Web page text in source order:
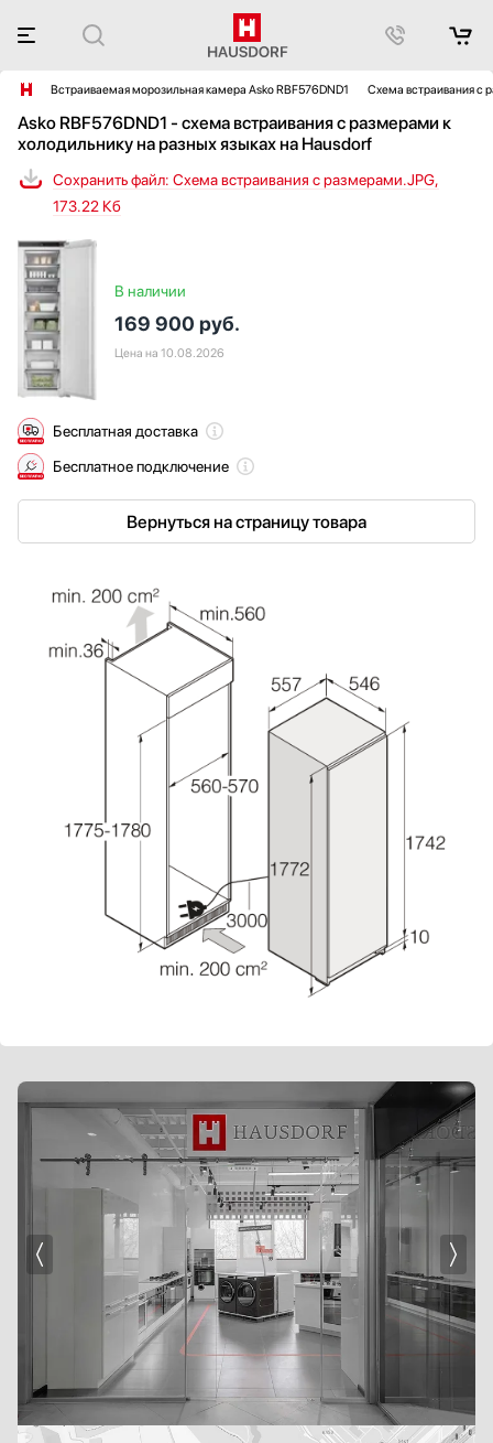
Встраиваемая морозильная камера Asko RBF576DND1 Схема встраивания с
Asko RBF576DND1 - схема встраивания с размерами к
холодильнику на разных языках на Hausdorf
Сохранить файл: Схема встраивания с размерами.JPG,
173.22 Кб
В наличии
169 900 руб.
Цена на 10.08.2026
Бесплатная доставка
Бесплатное подключение
Вернуться на страницу товара